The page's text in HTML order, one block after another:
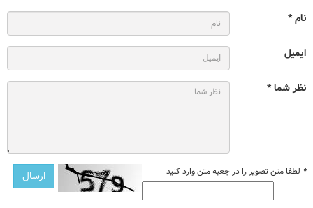
نام *
ایمیل
نظر شما *
* لطفا متن تصویر را در جعبه متن وارد کنید